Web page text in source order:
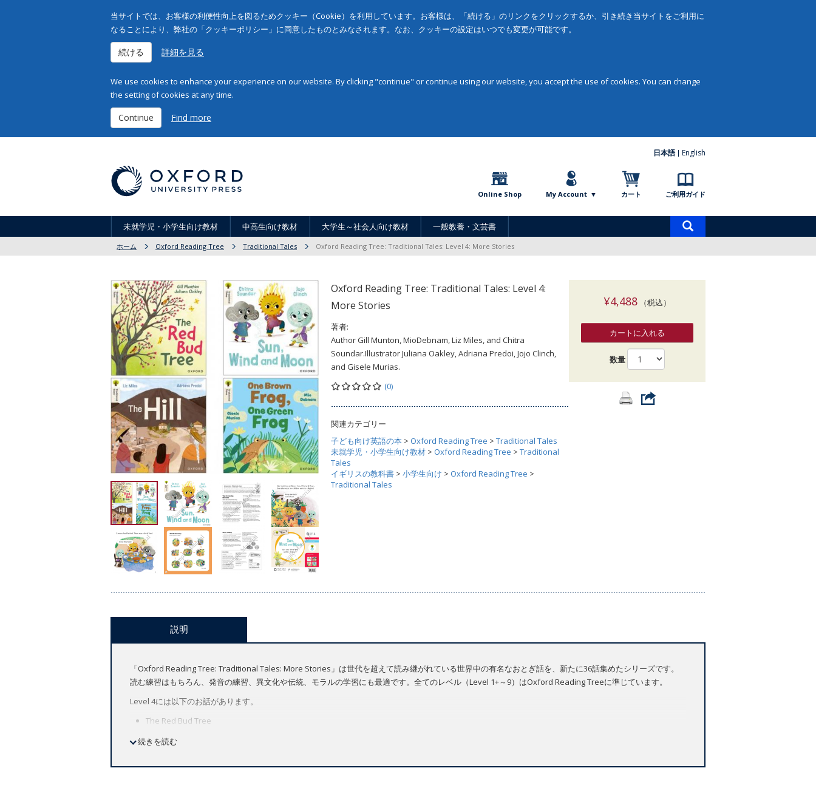
当サイトでは、お客様の利便性向上を図るためクッキー（Cookie）を利用しています。お客様は、「続ける」のリンクをクリックするか、引き続き当サイトをご利用に
なることにより、弊社の「クッキーポリシー」に同意したものとみなされます。なお、クッキーの設定はいつでも変更が可能です。
続ける 詳細を見る
We use cookies to enhance your experience on our website. By clicking "continue" or continue using our website, you accept the use of cookies. You can change
the setting of cookies at any time.
Continue Find more
日本語 English
Online Shop My Account カート ご利用ガイド
未就学児・小学生向け教材 中高生向け教材 大学生～社会人向け教材 一般教養・文芸書
索
ホーム Oxford Reading Tree Traditional Tales Oxford Reading Tree: Traditional Tales: Level 4: More Stories
Oxford Reading Tree: Traditional Tales: Level 4:
More Stories
著者:
Author Gill Munton, MioDebnam, Liz Miles, and Chitra
Soundar.Illustrator Juliana Oakley, Adriana Predoi, Jojo Clinch,
and Gisele Murias.
(0)
関連カテゴリー
子ども向け英語の本 > Oxford Reading Tree > Traditional Tales
未就学児・小学生向け教材 > Oxford Reading Tree > Traditional
Tales
イギリスの教科書 > 小学生向け > Oxford Reading Tree >
Traditional Tales
¥4,488（税込）
カートに入れる
数量
説明
「Oxford Reading Tree: Traditional Tales: More Stories」は世代を超えて読み継がれている世界中の有名なおとぎ話を、新たに36話集めたシリーズです。
読む練習はもちろん、発音の練習、異文化や伝統、モラルの学習にも最適です。全てのレベル（Level 1+～9）はOxford Reading Treeに準じています。
Level 4には以下のお話があります。
The Red Bud Tree
One Brown Frog, One Green Frog
続きを読む